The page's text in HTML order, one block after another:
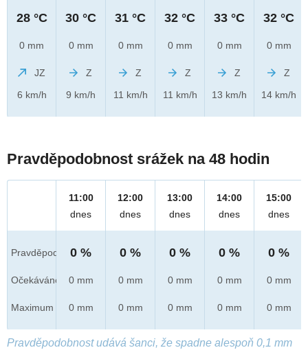
28 °C
0 mm
JZ
6 km/h
30 °C
0 mm
Z
9 km/h
31 °C
0 mm
Z
11 km/h
32 °C
0 mm
Z
11 km/h
33 °C
0 mm
Z
13 km/h
32 °C
0 mm
Z
14 km/h
Pravděpodobnost srážek na 48 hodin
Pravděpod.
Očekáváno
Maximum
11:00
dnes
0 %
0 mm
0 mm
12:00
dnes
0 %
0 mm
0 mm
13:00
dnes
0 %
0 mm
0 mm
14:00
dnes
0 %
0 mm
0 mm
15:00
dnes
0 %
0 mm
0 mm
Pravděpodobnost udává šanci, že spadne alespoň 0,1 mm